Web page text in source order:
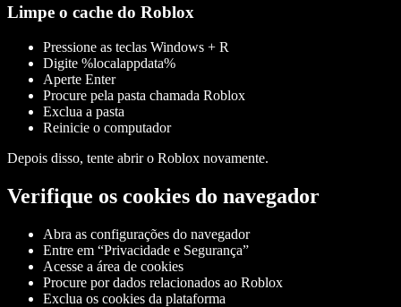
Limpe o cache do Roblox
Pressione as teclas Windows + R
Digite %localappdata%
Aperte Enter
Procure pela pasta chamada Roblox
Exclua a pasta
Reinicie o computador
Depois disso, tente abrir o Roblox novamente.
Verifique os cookies do navegador
Abra as configurações do navegador
Entre em “Privacidade e Segurança”
Acesse a área de cookies
Procure por dados relacionados ao Roblox
Exclua os cookies da plataforma